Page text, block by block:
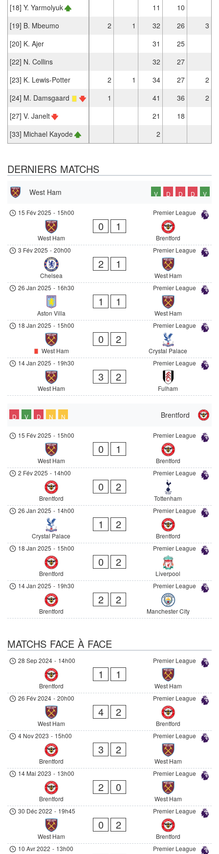
[18] Y. Yarmolyuk 11
10
[19] B. Mbeumo
2 1 32 26
3
[20] K. Ajer
31
25
[22] N. Collins
32
27
[23] K. Lewis-Potter
2 1 34 27
2
[24] M. Damsgaard
1 41 36
2
[27] V. Janelt
21
18
[33] Michael Kayode
2
DERNIERS MATCHS
West Ham V D D D V
Premier League
15 Fév 2025 - 15h00
West Ham
0 1
Brentford
Premier League
3 Fév 2025 - 20h00
Chelsea
2 1
West Ham
Premier League
26 Jan 2025 - 16h30
Aston Villa
1 1
West Ham
Premier League
18 Jan 2025 - 15h00
West Ham
0 2
Crystal Palace
Premier League
14 Jan 2025 - 19h30
West Ham
3 2
Fulham
Brentford
D V D N N
Premier League
15 Fév 2025 - 15h00
West Ham
0 1
Brentford
Premier League
2 Fév 2025 - 14h00
Brentford
0 2
Tottenham
Premier League
26 Jan 2025 - 14h00
Crystal Palace
1 2
Brentford
Premier League
18 Jan 2025 - 15h00
Brentford
0 2
Liverpool
Premier League
14 Jan 2025 - 19h30
Brentford
2 2
Manchester City
MATCHS FACE À FACE
Premier League
28 Sep 2024 - 14h00
Brentford
1 1
West Ham
Premier League
26 Fév 2024 - 20h00
West Ham
4 2
Brentford
Premier League
4 Nov 2023 - 15h00
Brentford
3 2
West Ham
Premier League
14 Mai 2023 - 13h00
Brentford
2 0
West Ham
Premier League
30 Déc 2022 - 19h45
West Ham
0 2
Brentford
Premier League
10 Avr 2022 - 13h00